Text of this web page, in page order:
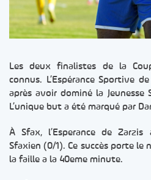
Les deux finalistes de la
connus. L’Espérance Sportive
après avoir dominé la Jeunesse
L’unique but a été marqué par
À Sfax, l’Esperance de
Sfaxien (0/1). Ce succès porte le
la faille a la 40eme minute.